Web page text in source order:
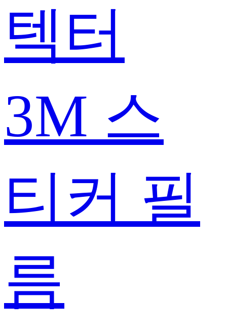
텍터
3M 스
티커 필
름